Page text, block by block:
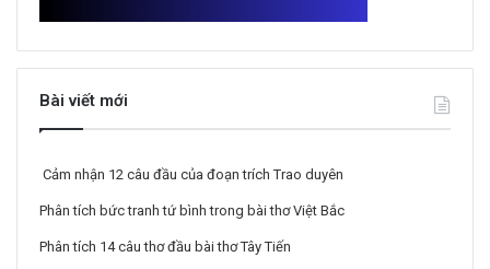
Bài viết mới
Cảm nhận 12 câu đầu của đoạn trích Trao duyên
Phân tích bức tranh tứ bình trong bài thơ Việt Bắc
Phân tích 14 câu thơ đầu bài thơ Tây Tiến